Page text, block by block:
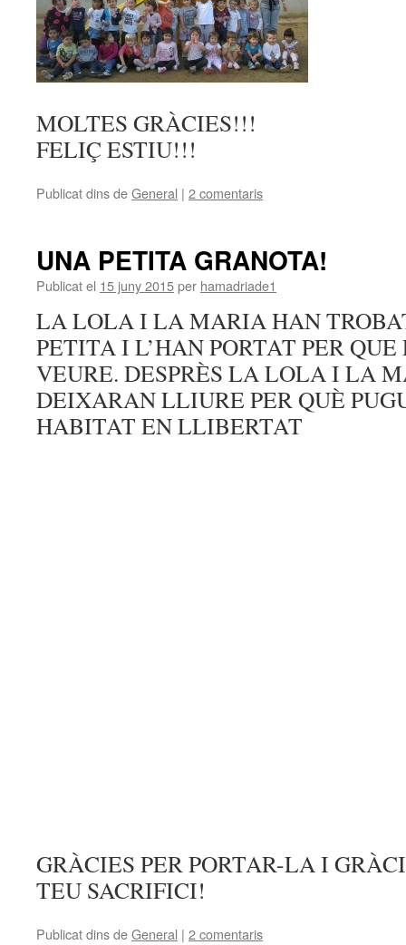
MOLTES GRÀCIES!!!
FELIÇ ESTIU!!!
Publicat dins deGeneral | 2 comentaris
UNA PETITA GRANOTA!
Publicat el 15 juny 2015per hamadriade1
LA LOLA I LA MARIA HAN
PETITA I L’HAN PORTAT PER
VEURE. DESPRÈS LA LOLA I LA
DEIXARAN LLIURE PER QUÈ
HABITAT EN LLIBERTAT
GRÀCIES PER PORTAR-LA I
TEU SACRIFICI!
Publicat dins deGeneral | 2 comentaris